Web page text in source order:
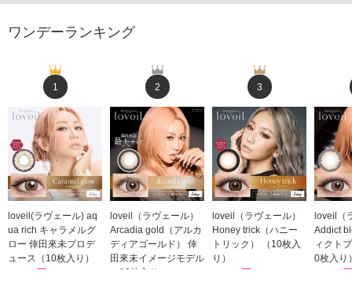
ワンデーランキング
1
loveil(ラヴェール) aq
ua rich キャラメルグ
ロー 倖田來未プロデ
ュース（10枚入り）
1,760円
2
loveil（ラヴェール）
Arcadia gold（アルカ
ディアゴールド） 倖
田來未イメージモデル
（10枚入り）
3
loveil（ラヴェール）
Honey trick（ハニー
トリック） （10枚入
り）
1,760円
loveil（
Addict
ィクト
0枚入り
1,760